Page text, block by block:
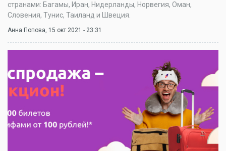
странами: Багамы, Иран, Нидерланды, Норвегия, Оман,
Словения, Тунис, Таиланд и Швеция.
Анна Попова, 15 окт 2021 - 23:31